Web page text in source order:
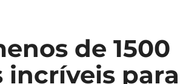
de 1500
incríveis para